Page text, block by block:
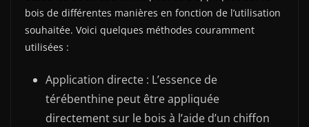
bois de différentes manières en fonction de l’utilisation
souhaitée. Voici quelques méthodes couramment
utilisées :
Application directe : L’essence de
térébenthine peut être appliquée
directement sur le bois à l’aide d’un chiffon